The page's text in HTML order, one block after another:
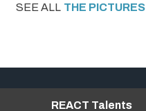
SEE ALL THE PICTURES
REACT Talents